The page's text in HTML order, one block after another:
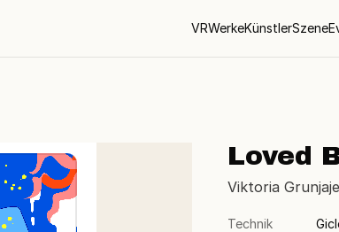
VRWerkeKünstlerSzene
Loved
Viktoria
Technik